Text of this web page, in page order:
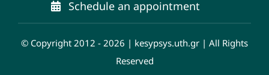
Schedule an appointment
© Copyright 2012 - 2026 | kesypsys.uth.gr | All Rights
Reserved